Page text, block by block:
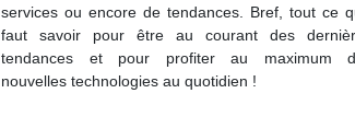
services ou encore de tendances. Bref, tout ce
faut savoir pour être au courant des
tendances et pour profiter au maximum
nouvelles technologies au quotidien !